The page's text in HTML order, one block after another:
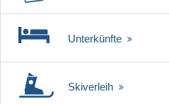
Unterkünfte
Skiverleih